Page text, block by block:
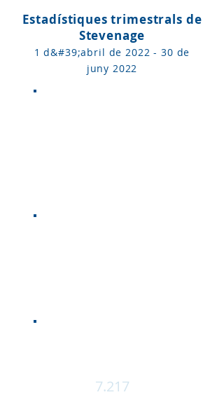
Estadístiques trimestrals de
Stevenage
1 d&#39;abril de 2022 - 30 de
juny 2022
7.217